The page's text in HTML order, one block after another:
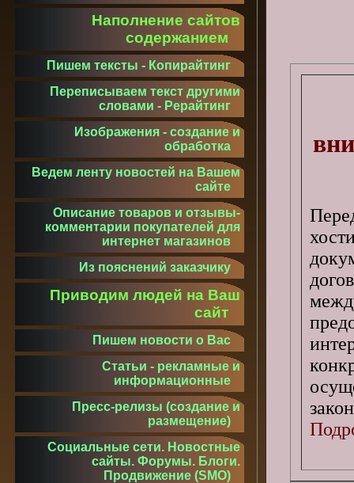
Наполнение сайтов
содержанием
Пишем тексты - Копирайтинг
Переписываем текст другими
словами - Рерайтинг
Изображения - создание и
обработка
Ведем ленту новостей на Вашем
сайте
Описание товаров и отзывы-
комментарии покупателей для
интернет магазинов
Из пояснений заказчику
Приводим людей на Ваш
сайт
Пишем новости о Вас
Статьи - рекламные и
информационные
Пресс-релизы (создание и
размещение)
Социальные сети. Новостные
сайты. Форумы. Блоги.
Продвижение (SMO)